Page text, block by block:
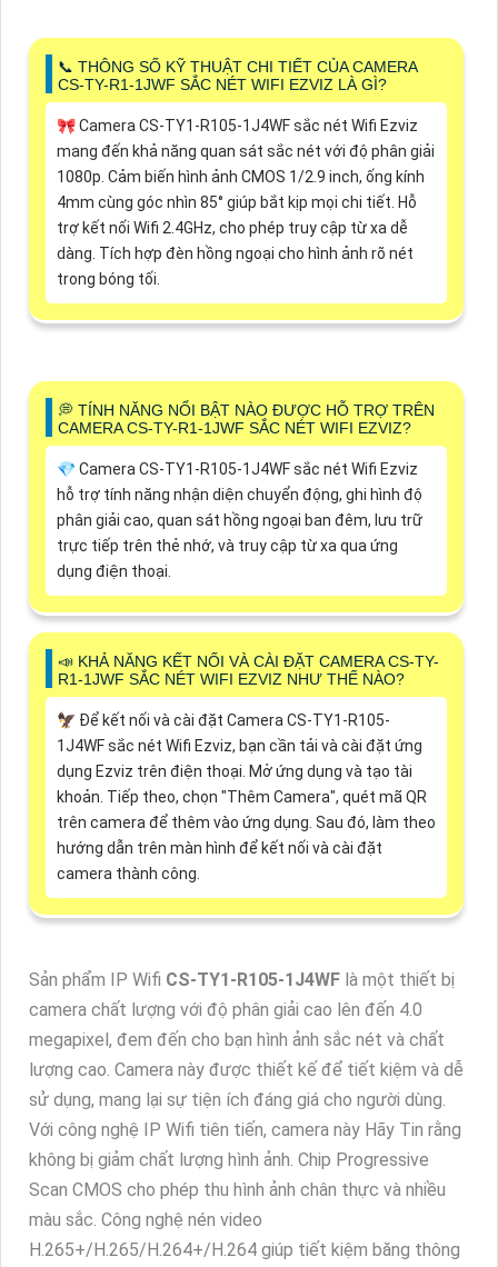
📞 THÔNG SỐ KỸ THUẬT CHI TIẾT CỦA CAMERA
CS-TY-R1-1JWF SẮC NÉT WIFI EZVIZ LÀ GÌ?
🎀 Camera CS-TY1-R105-1J4WF sắc nét Wifi Ezviz
mang đến khả năng quan sát sắc nét với độ phân giải
1080p. Cảm biến hình ảnh CMOS 1/2.9 inch, ống kính
4mm cùng góc nhìn 85° giúp bắt kịp mọi chi tiết. Hỗ
trợ kết nối Wifi 2.4GHz, cho phép truy cập từ xa dễ
dàng. Tích hợp đèn hồng ngoại cho hình ảnh rõ nét
trong bóng tối.
️💭 TÍNH NĂNG NỔI BẬT NÀO ĐƯỢC HỖ TRỢ TRÊN
CAMERA CS-TY-R1-1JWF SẮC NÉT WIFI EZVIZ?
💎 Camera CS-TY1-R105-1J4WF sắc nét Wifi Ezviz
hỗ trợ tính năng nhận diện chuyển động, ghi hình độ
phân giải cao, quan sát hồng ngoại ban đêm, lưu trữ
trực tiếp trên thẻ nhớ, và truy cập từ xa qua ứng
dụng điện thoại.
📣 KHẢ NĂNG KẾT NỐI VÀ CÀI ĐẶT CAMERA CS-TY-
R1-1JWF SẮC NÉT WIFI EZVIZ NHƯ THẾ NÀO?
🦅 Để kết nối và cài đặt Camera CS-TY1-R105-
1J4WF sắc nét Wifi Ezviz, bạn cần tải và cài đặt ứng
dụng Ezviz trên điện thoại. Mở ứng dụng và tạo tài
khoản. Tiếp theo, chọn "Thêm Camera", quét mã QR
trên camera để thêm vào ứng dụng. Sau đó, làm theo
hướng dẫn trên màn hình để kết nối và cài đặt
camera thành công.
Sản phẩm IP Wifi CS-TY1-R105-1J4WF là một thiết bị
camera chất lượng với độ phân giải cao lên đến 4.0
megapixel, đem đến cho bạn hình ảnh sắc nét và chất
lượng cao. Camera này được thiết kế để tiết kiệm và dễ
sử dụng, mang lại sự tiện ích đáng giá cho người dùng.
Với công nghệ IP Wifi tiên tiến, camera này Hãy Tin rằng
không bị giảm chất lượng hình ảnh. Chip Progressive
Scan CMOS cho phép thu hình ảnh chân thực và nhiều
màu sắc. Công nghệ nén video
H.265+/H.265/H.264+/H.264 giúp tiết kiệm băng thông